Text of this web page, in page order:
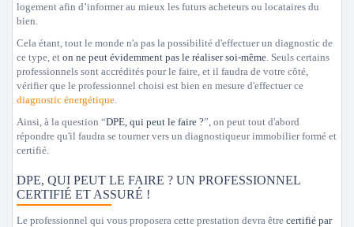
logement afin d’informer au mieux les futurs acheteurs ou locataires du
bien.
Cela étant, tout le monde n'a pas la possibilité d'effectuer un diagnostic de
ce type, et on ne peut évidemment pas le réaliser soi-même. Seuls certains
professionnels sont accrédités pour le faire, et il faudra de votre côté,
vérifier que le professionnel choisi est bien en mesure d'effectuer ce
diagnostic énergétique.
Ainsi, à la question “DPE, qui peut le faire ?”, on peut tout d'abord
répondre qu'il faudra se tourner vers un diagnostiqueur immobilier formé et
certifié.
DPE, QUI PEUT LE FAIRE ? UN PROFESSIONNEL
CERTIFIÉ ET ASSURÉ !
Le professionnel qui vous proposera cette prestation devra être certifié par